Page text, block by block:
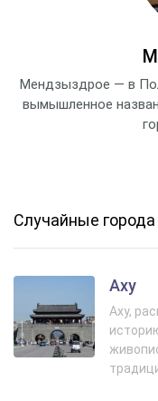
Мендзыздрое — в
вымышленное
Случайные города
Аху
Аху,